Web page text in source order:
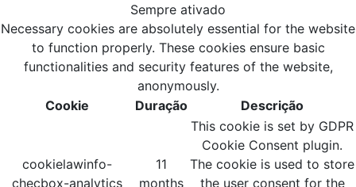
Sempre ativado
Necessary cookies are absolutely essential for the website
to function properly. These cookies ensure basic
functionalities and security features of the website,
anonymously.
Cookie
Duração Descrição
cookielawinfo-
checbox-analytics
11
months
This cookie is set by GDPR
Cookie Consent plugin.
The cookie is used to store
the user consent for the